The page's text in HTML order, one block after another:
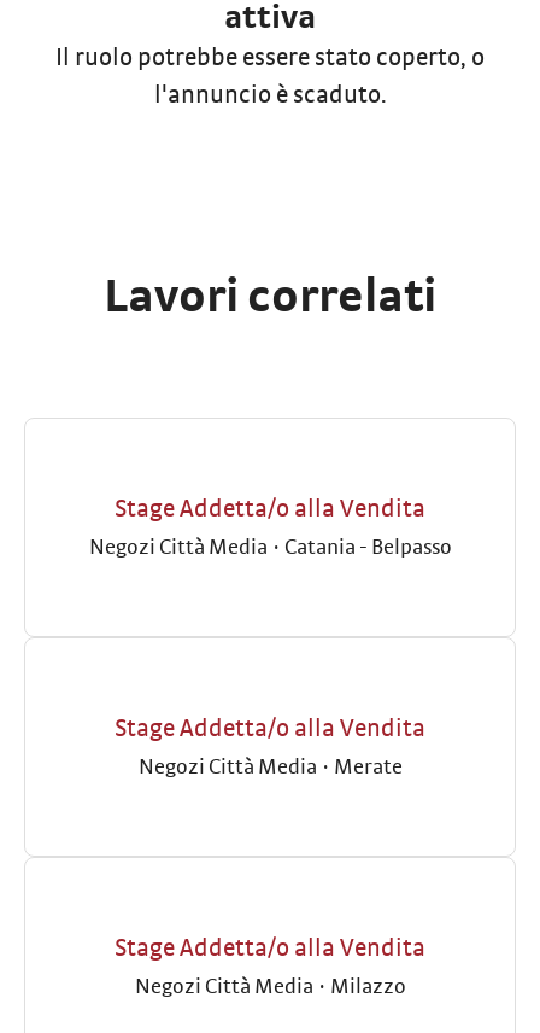
attiva
Il ruolo potrebbe essere stato coperto, o
l'annuncio è scaduto.
Lavori correlati
Stage Addetta/o alla Vendita
Negozi Città Media · Catania - Belpasso
Stage Addetta/o alla Vendita
Negozi Città Media · Merate
Stage Addetta/o alla Vendita
Negozi Città Media · Milazzo